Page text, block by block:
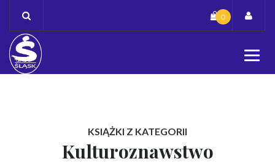
content
0
KSIĄŻKI Z KATEGORII
Kulturoznawstwo